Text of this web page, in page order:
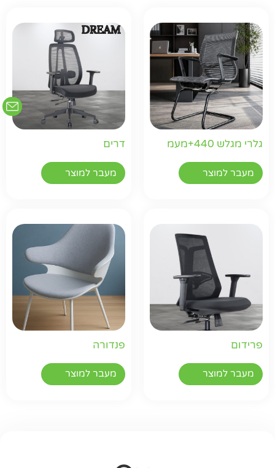
גלרי מגלש 440+מעמ
מעבר למוצר
דרים
מעבר למוצר
פרידום
מעבר למוצר
פנדורה
מעבר למוצר